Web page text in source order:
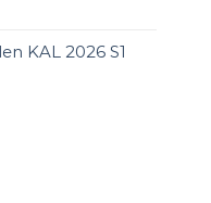
KAL 2026 S1